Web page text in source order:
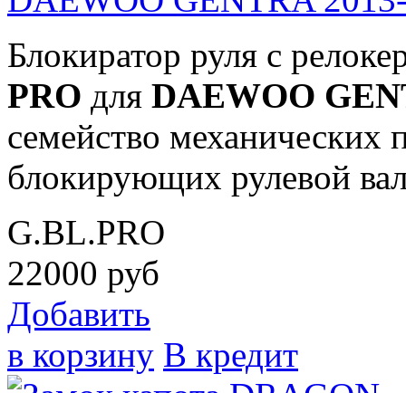
Блокиратор руля с
PRO для DAEWOO
семейство механических
блокирующих рулевой
G.BL.PRO
22000 руб
Добавить
в корзину В кредит